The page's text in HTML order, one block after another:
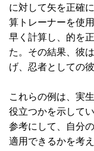
に対して矢を正確
算トレーナーを使
早く計算し、的を
た。その結果、彼
げ、忍者としての
これらの例は、実
役立つかを示して
参考にして、自分
適用できるかを考